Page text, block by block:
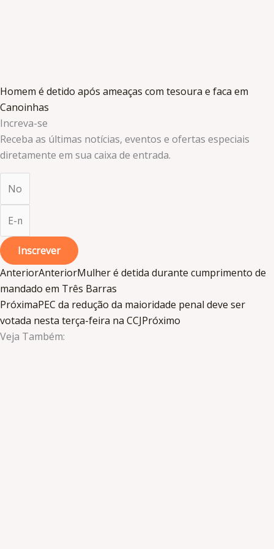
Homem é detido após ameaças com tesoura e faca em
Canoinhas
Increva-se
Receba as últimas notícias, eventos e ofertas especiais
diretamente em sua caixa de entrada.​
Inscrever
AnteriorAnteriorMulher é detida durante cumprimento de
mandado em Três Barras
PróximaPEC da redução da maioridade penal deve ser
votada nesta terça-feira na CCJPróximo
Veja Também: